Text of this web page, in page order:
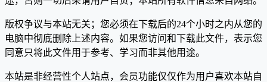
版权争议与本站无关；您必须在下载后的24个小时之内从您的
电脑中彻底删除上述内容。如果您访问和下载此文件，表示您
同意只将此文件用于参考、学习而非其他用途。
本站是非经营性个人站点，会员功能仅仅作为用户喜欢本站自